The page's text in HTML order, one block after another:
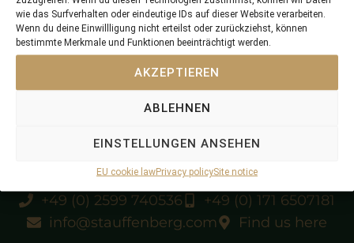
wie das Surfverhalten oder eindeutige IDs auf dieser Website verarbeiten.
Wenn du deine Einwillligung nicht erteilst oder zurückziehst, können
bestimmte Merkmale und Funktionen beeinträchtigt werden.
AKZEPTIEREN
ABLEHNEN
EINSTELLUNGEN ANSEHEN
EU cookie lawPrivacy policySite notice
Fraulein
Tobin (USA)
J O Tobin
Fruhlingstag
Hill Shade
Revada
+49 (0) 2599 740536
+49 (0) 171 6507181
info@stauffenberg.com
Find us here